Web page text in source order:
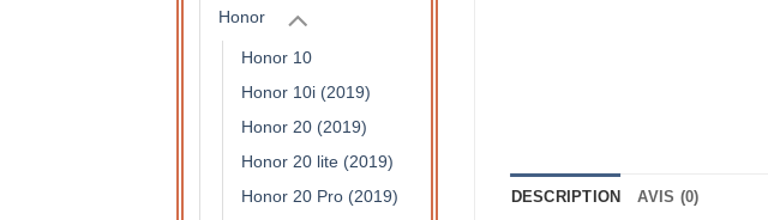
Honor
Honor 10
Honor 10i (2019)
Honor 20 (2019)
Honor 20 lite (2019)
Honor 20 Pro (2019)
DESCRIPTION AVIS (0)